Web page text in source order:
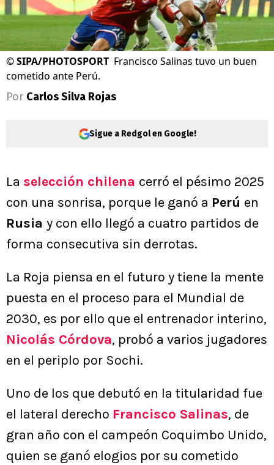
©SIPA/PHOTOSPORT Francisco Salinas tuvo un buen
cometido ante Perú.
Por Carlos Silva Rojas
Sigue a Redgol en Google!
La selección chilena cerró el pésimo 2025
con una sonrisa, porque le ganó a Perú en
Rusia y con ello llegó a cuatro partidos de
forma consecutiva sin derrotas.
La Roja piensa en el futuro y tiene la mente
puesta en el proceso para el Mundial de
2030, es por ello que el entrenador interino,
Nicolás Córdova, probó a varios jugadores
en el periplo por Sochi.
Uno de los que debutó en la titularidad fue
el lateral derecho Francisco Salinas, de
gran año con el campeón Coquimbo Unido,
quien se ganó elogios por su cometido